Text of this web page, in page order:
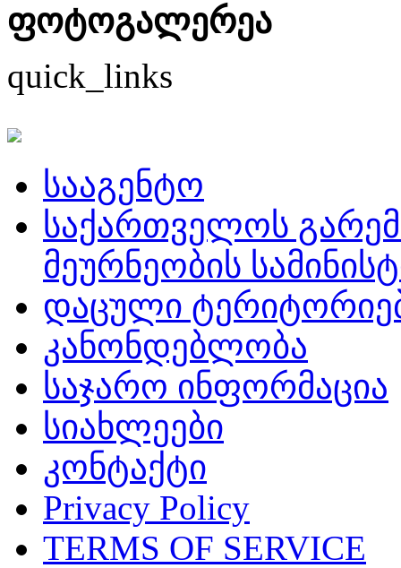
ფოტოგალერეა
quick_links
სააგენტო
საქართველოს
მეურნეობის
დაცული
კანონდებლობა
საჯარო ინფორმაცია
სიახლეები
კონტაქტი
Privacy Policy
TERMS OF SERVICE